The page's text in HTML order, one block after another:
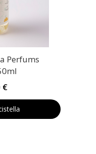
Perfums
€